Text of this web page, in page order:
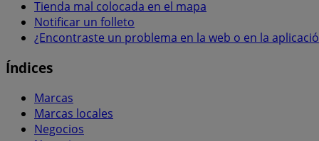
Tienda mal colocada en el mapa
Notificar un folleto
¿Encontraste un problema en la web o en la
Índices
Marcas
Marcas locales
Negocios